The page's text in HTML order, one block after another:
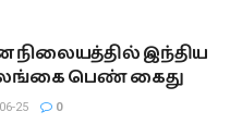
இந்திய
பெண் கைது
25 0